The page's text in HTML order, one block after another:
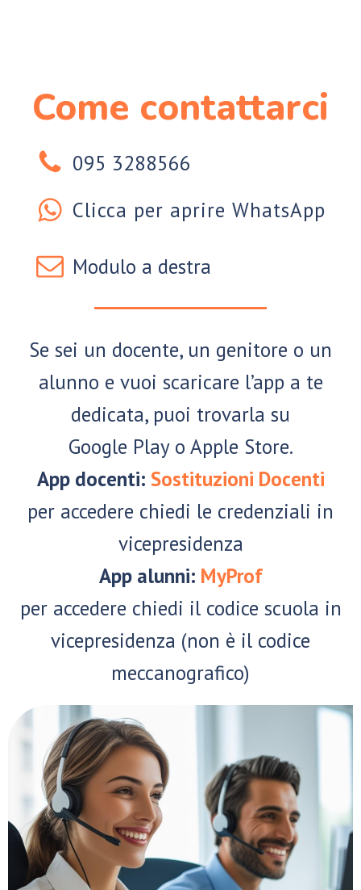
Come contattarci
095 3288566
Clicca per aprire WhatsApp
Modulo a destra
Se sei un docente, un genitore o un
alunno e vuoi scaricare l’app a te
dedicata, puoi trovarla su
Google Play o Apple Store.
App docenti: Sostituzioni Docenti
per accedere chiedi le credenziali in
vicepresidenza
App alunni: MyProf
per accedere chiedi il codice scuola in
vicepresidenza (non è il codice
meccanografico)